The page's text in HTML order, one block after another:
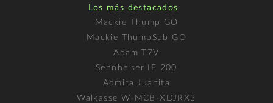
Los más destacados
Mackie Thump GO
Mackie ThumpSub GO
Adam T7V
Sennheiser IE 200
Admira Juanita
Walkasse W-MCB-XDJRX3